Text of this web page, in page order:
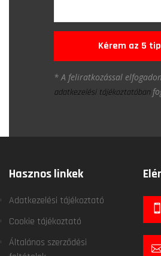
Kérem az 5
* A feliratkozással
adatkezelési tájékoztatóban
Hasznos linkek
Adatkezelési tájékoztató
Cookie tájékoztató
Általános szerződési